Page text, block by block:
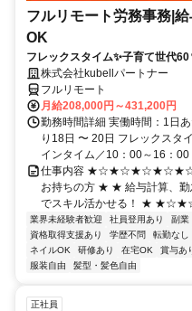
フルリモート労務事務|
OK
フレックスタイム✨子育て世代
株式会社kubellパートナー
フルリモート
月給208,000円～431,200円
勤務時間詳細 実働時間：1日
り18日 〜 20日 フレックスタ
インタイム／10：00～16：
仕事内容
お持ちの方 ★ ★ 給与計算、
でスキル活かせる！
業界未経験者歓迎 社員登用あり 副業
資格取得支援あり
学歴不問 転勤なし
ネイルOK
研修あり 在宅OK 賞与あ
服装自由
髪型・髪色自由
正社員